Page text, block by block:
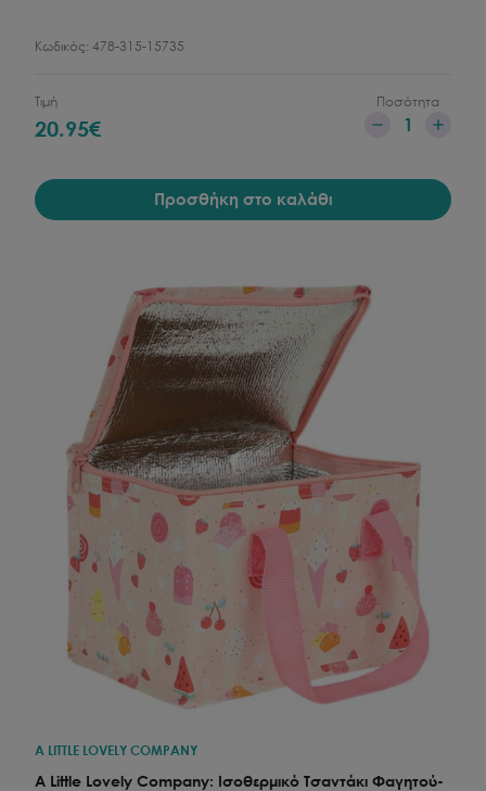
Κωδικός: 478-315-15735
Τιμή
20.95€
Ποσότητα
1
Προσθήκη στο καλάθι
A LITTLE LOVELY COMPANY
A Little Lovely Company: Ισοθερμικό Τσαντάκι Φαγητού-